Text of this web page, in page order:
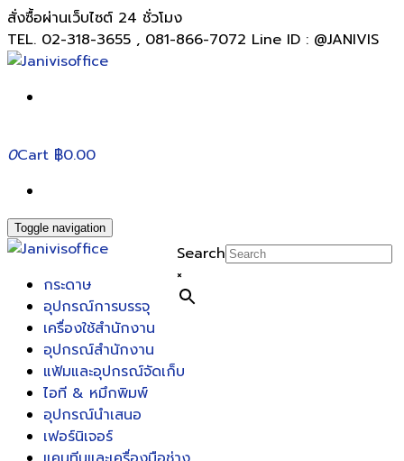
สั่งซื้อผ่านเว็บไซต์ 24 ชั่วโมง
TEL. 02-318-3655 , 081-866-7072 Line ID : @JANIVIS
0Cart ฿0.00
Toggle navigation
Search
×
กระดาษ
อุปกรณ์การบรรจุ
เครื่องใช้สำนักงาน
อุปกรณ์สำนักงาน
แฟ้มและอุปกรณ์จัดเก็บ
ไอที & หมึกพิมพ์
อุปกรณ์นำเสนอ
เฟอร์นิเจอร์